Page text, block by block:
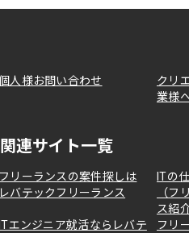
人様お問い合わせ
クリ
業様
連サイト一覧
フリーランスの案件探しは
レバテックフリーランス
ITの
（フ
ス紹
ITエンジニア就活ならレバテ
フリ